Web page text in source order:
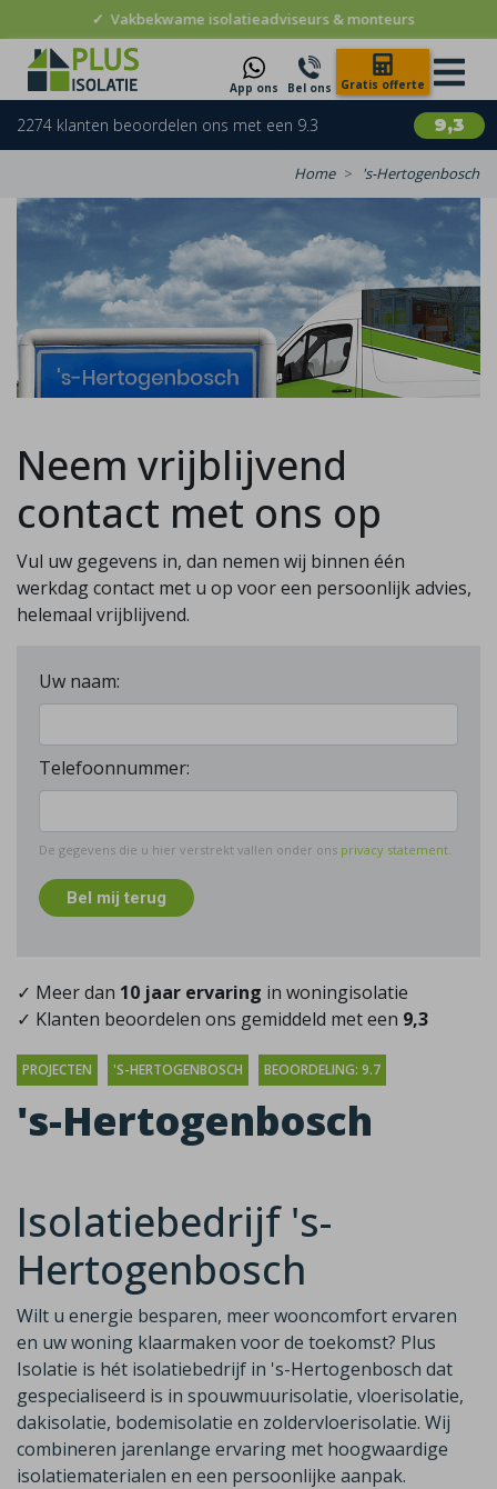
✓ Vakbekwame isolatieadviseurs & monteurs
App ons Bel ons Gratis offerte
9,3
2274 klanten beoordelen ons met een 9.3
Home 's-Hertogenbosch
Neem vrijblijvend
contact met ons op
Vul uw gegevens in, dan nemen wij binnen één
werkdag contact met u op voor een persoonlijk advies,
helemaal vrijblijvend.
Uw naam:
Telefoonnummer:
De gegevens die u hier verstrekt vallen onder ons privacy statement.
Bel mij terug
✓ Meer dan 10 jaar ervaring in woningisolatie
✓ Klanten beoordelen ons gemiddeld met een 9,3
PROJECTEN 'S-HERTOGENBOSCH BEOORDELING: 9.7
's-Hertogenbosch
Isolatiebedrijf 's-
Hertogenbosch
Wilt u energie besparen, meer wooncomfort ervaren
en uw woning klaarmaken voor de toekomst? Plus
Isolatie is hét isolatiebedrijf in 's-Hertogenbosch dat
gespecialiseerd is in spouwmuurisolatie, vloerisolatie,
dakisolatie, bodemisolatie en zoldervloerisolatie. Wij
combineren jarenlange ervaring met hoogwaardige
isolatiematerialen en een persoonlijke aanpak.